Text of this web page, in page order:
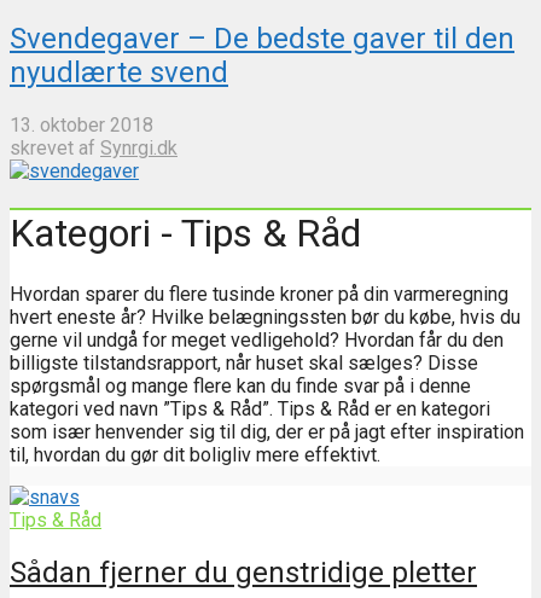
Svendegaver – De bedste gaver til den
nyudlærte svend
13. oktober 2018
skrevet af Synrgi.dk
Kategori - Tips & Råd
Hvordan sparer du flere tusinde kroner på din varmeregning
hvert eneste år? Hvilke belægningssten bør du købe, hvis du
gerne vil undgå for meget vedligehold? Hvordan får du den
billigste tilstandsrapport, når huset skal sælges? Disse
spørgsmål og mange flere kan du finde svar på i denne
kategori ved navn ”Tips & Råd”. Tips & Råd er en kategori
som især henvender sig til dig, der er på jagt efter inspiration
til, hvordan du gør dit boligliv mere effektivt.
Tips & Råd
Sådan fjerner du genstridige pletter